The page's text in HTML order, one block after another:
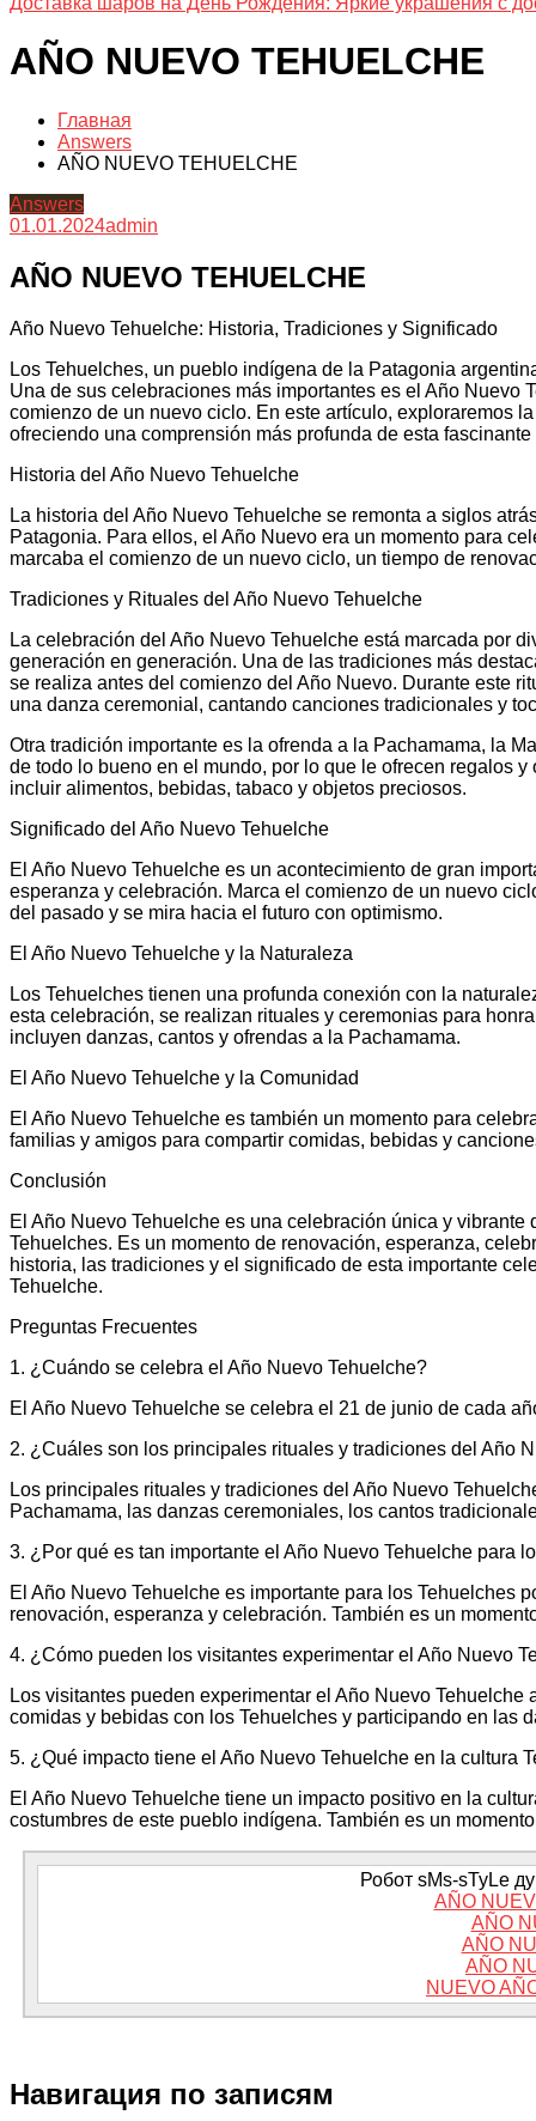
AÑO NUEVO TEHUELCHE
Главная
Answers
AÑO NUEVO TEHUELCHE
Answers
01.01.2024admin
AÑO NUEVO TEHUELCHE
Año Nuevo Tehuelche: Historia, Tradiciones y Significado
Los Tehuelches, un pueblo indígena de la Patagonia
Una de sus celebraciones más importantes es el Año
comienzo de un nuevo ciclo. En este artículo, exploraremos
ofreciendo una comprensión más profunda de esta fascinante
Historia del Año Nuevo Tehuelche
La historia del Año Nuevo Tehuelche se remonta a siglos
Patagonia. Para ellos, el Año Nuevo era un momento para
marcaba el comienzo de un nuevo ciclo, un tiempo de
Tradiciones y Rituales del Año Nuevo Tehuelche
La celebración del Año Nuevo Tehuelche está marcada por
generación en generación. Una de las tradiciones más
se realiza antes del comienzo del Año Nuevo. Durante este
una danza ceremonial, cantando canciones tradicionales y
Otra tradición importante es la ofrenda a la Pachamama, la
de todo lo bueno en el mundo, por lo que le ofrecen regalos
incluir alimentos, bebidas, tabaco y objetos preciosos.
Significado del Año Nuevo Tehuelche
El Año Nuevo Tehuelche es un acontecimiento de gran
esperanza y celebración. Marca el comienzo de un nuevo
del pasado y se mira hacia el futuro con optimismo.
El Año Nuevo Tehuelche y la Naturaleza
Los Tehuelches tienen una profunda conexión con la
esta celebración, se realizan rituales y ceremonias para
incluyen danzas, cantos y ofrendas a la Pachamama.
El Año Nuevo Tehuelche y la Comunidad
El Año Nuevo Tehuelche es también un momento para
familias y amigos para compartir comidas, bebidas y
Conclusión
El Año Nuevo Tehuelche es una celebración única y
Tehuelches. Es un momento de renovación, esperanza,
historia, las tradiciones y el significado de esta importante
Tehuelche.
Preguntas Frecuentes
1. ¿Cuándo se celebra el Año Nuevo Tehuelche?
El Año Nuevo Tehuelche se celebra el 21 de junio de cada
2. ¿Cuáles son los principales rituales y tradiciones del Año
Los principales rituales y tradiciones del Año Nuevo
Pachamama, las danzas ceremoniales, los cantos
3. ¿Por qué es tan importante el Año Nuevo Tehuelche para
El Año Nuevo Tehuelche es importante para los Tehuelches
renovación, esperanza y celebración. También es un
4. ¿Cómo pueden los visitantes experimentar el Año Nuevo
Los visitantes pueden experimentar el Año Nuevo
comidas y bebidas con los Tehuelches y participando en las
5. ¿Qué impacto tiene el Año Nuevo Tehuelche en la cultura
El Año Nuevo Tehuelche tiene un impacto positivo en la
costumbres de este pueblo indígena. También es un
Робот sMs-sTyLe
AÑO
AÑO
AÑO
AÑO
NUEVO
Навигация по записям